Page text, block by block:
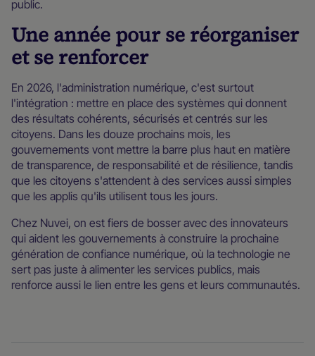
public.
Une année pour se réorganiser
et se renforcer
En 2026, l'administration numérique, c'est surtout
l'intégration : mettre en place des systèmes qui donnent
des résultats cohérents, sécurisés et centrés sur les
citoyens. Dans les douze prochains mois, les
gouvernements vont mettre la barre plus haut en matière
de transparence, de responsabilité et de résilience, tandis
que les citoyens s'attendent à des services aussi simples
que les applis qu'ils utilisent tous les jours.
Chez Nuvei, on est fiers de bosser avec des innovateurs
qui aident les gouvernements à construire la prochaine
génération de confiance numérique, où la technologie ne
sert pas juste à alimenter les services publics, mais
renforce aussi le lien entre les gens et leurs communautés.